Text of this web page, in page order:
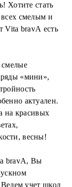
Хотите стать
смелым и
Vita bravA есть
смелые
«мини»,
актуален.
на красивых
весны!
bravA, Вы
Ведем учет школ